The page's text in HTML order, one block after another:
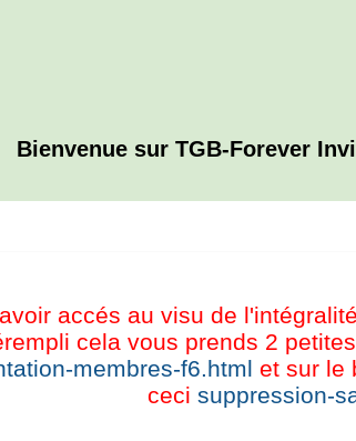
Bienvenue sur TGB-Forever
accés au visu de
cela vous prends 2
membres-f6.html et sur le
cecisuppression-